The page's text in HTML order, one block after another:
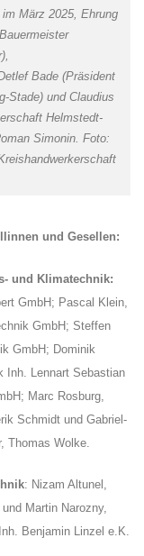
März 2025, Ehrung
Bade (Präsident
Stade) und Claudius
Helmstedt-
Simonin. Foto:
und Gesellen:
und Klimatechnik:
GmbH; Pascal Klein,
GmbH; Steffen
GmbH; Dominik
Inh. Lennart Sebastian
Marc Rosburg,
Schmidt und Gabriel-
Thomas Wolke.
: Nizam Altunel,
Martin Narozny,
Benjamin Linzel e.K.